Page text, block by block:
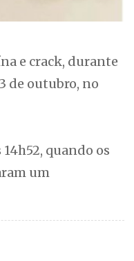
e crack, durante
de outubro, no
quando os
um